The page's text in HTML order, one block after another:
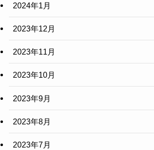
2024年1月
2023年12月
2023年11月
2023年10月
2023年9月
2023年8月
2023年7月